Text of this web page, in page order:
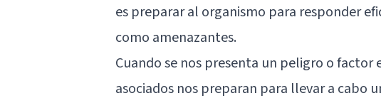
es preparar al organismo para responder
como amenazantes.
Cuando se nos presenta un peligro o factor
asociados nos preparan para llevar a cabo